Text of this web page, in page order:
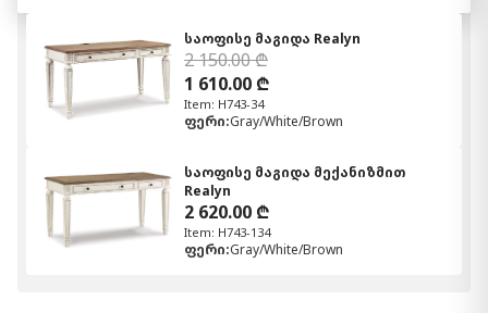
საოფისე მაგიდა Realyn
2 150.00 ₾
1 610.00 ₾
Item: H743-34
ფერი:Gray/White/Brown
საოფისე მაგიდა მექანიზმით
Realyn
2 620.00 ₾
Item: H743-134
ფერი:Gray/White/Brown